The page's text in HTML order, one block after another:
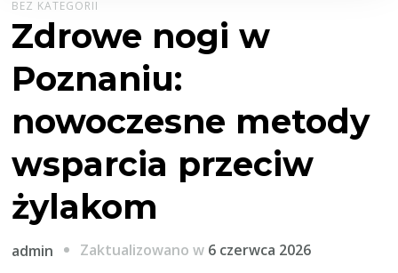
BEZ KATEGORII
Zdrowe nogi w
Poznaniu:
nowoczesne metody
wsparcia przeciw
żylakom
admin Zaktualizowano w 6 czerwca 2026